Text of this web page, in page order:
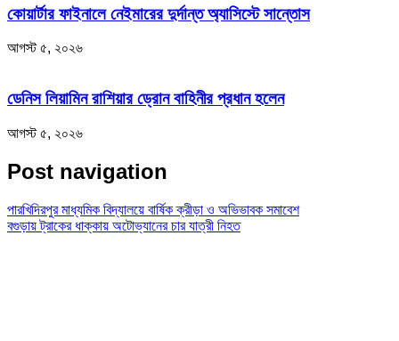
কোয়ার্টার ফাইনালে নেইমারের দুর্দান্ত অ্যাসিস্টে সান্তোস
আগস্ট ৫, ২০২৬
ডেনিস লিয়ামিন রাশিয়ার ড্রোন বাহিনীর প্রধান হলেন
আগস্ট ৫, ২০২৬
Post navigation
পারখিদিরপুর মাধ্যমিক বিদ্যালয়ে বার্ষিক ক্রীড়া ও অভিভাবক সমাবেশ
বগুড়ায় ট্রাকের ধাক্কায় অটোভ্যানের চার যাত্রী নিহত